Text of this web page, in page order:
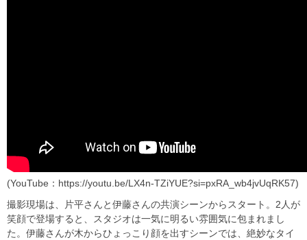
(YouTube：https://youtu.be/LX4n-TZiYUE?si=pxRA_wb4jvUqRK57)
撮影現場は、片平さんと伊藤さんの共演シーンからスタート。2人が
笑顔で登場すると、スタジオは一気に明るい雰囲気に包まれまし
た。伊藤さんが木からひょっこり顔を出すシーンでは、絶妙なタイ